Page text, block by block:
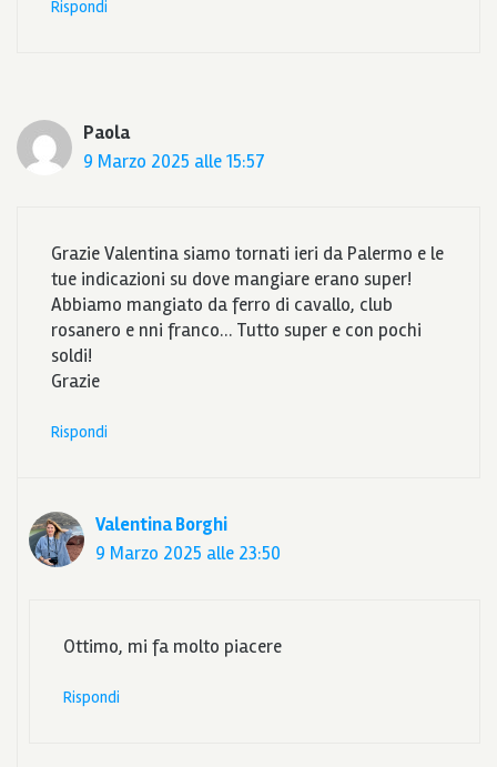
Rispondi
Paola
9 Marzo 2025 alle 15:57
Grazie Valentina siamo tornati ieri da Palermo e le
tue indicazioni su dove mangiare erano super!
Abbiamo mangiato da ferro di cavallo, club
rosanero e nni franco… Tutto super e con pochi
soldi!
Grazie
Rispondi
Valentina Borghi
9 Marzo 2025 alle 23:50
Ottimo, mi fa molto piacere
Rispondi